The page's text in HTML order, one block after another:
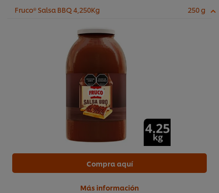
Fruco® Salsa BBQ 4,250Kg 250 g
Compra aquí
Más información